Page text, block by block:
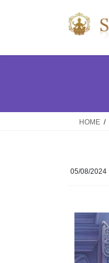
HOME
05/08/2024